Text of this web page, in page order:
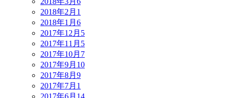
2018年2月 1
2018年1月 6
2017年12月 5
2017年11月 5
2017年10月 7
2017年9月 10
2017年8月 9
2017年7月 1
2017年6月 14